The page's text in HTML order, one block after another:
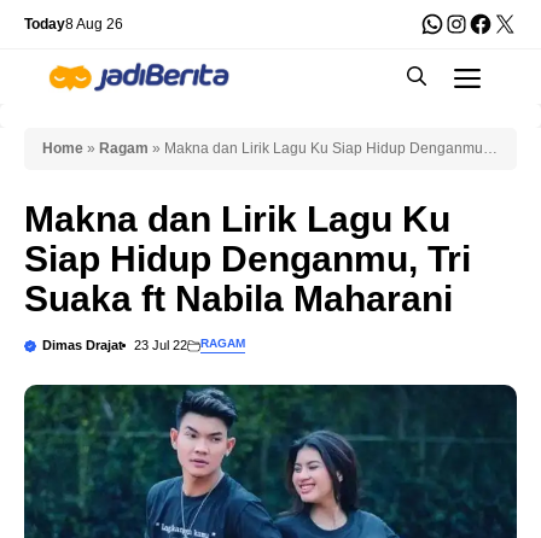
Skip
content
Today8 Aug 26 WhatsApp
X
Home » Ragam » Makna dan Lirik Lagu Ku Siap Hidup Denganmu,
Makna dan Lirik Lagu Ku
Siap Hidup Denganmu, Tri
Suaka ft Nabila Maharani
Dimas Drajat 23 Jul 22 RAGAM